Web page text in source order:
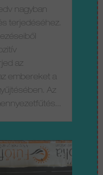
nagyban
terjedéséhez.
az
embereket a
Az